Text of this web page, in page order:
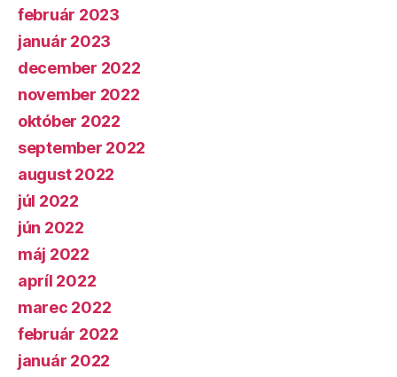
február 2023
január 2023
december 2022
november 2022
október 2022
september 2022
august 2022
júl 2022
jún 2022
máj 2022
apríl 2022
marec 2022
február 2022
január 2022